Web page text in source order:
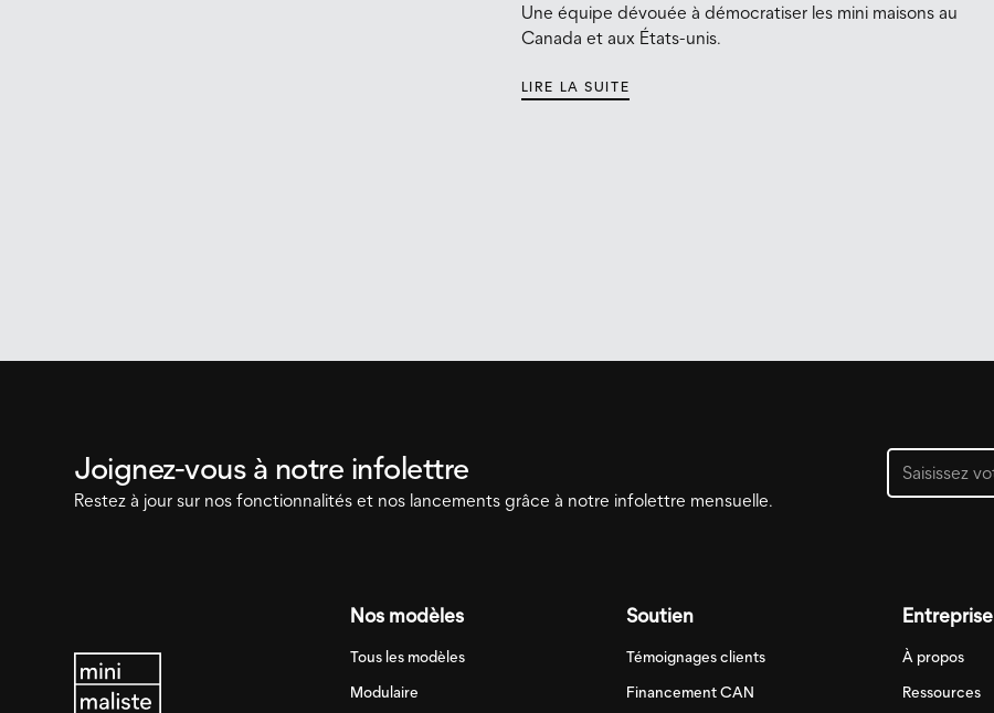
Une équipe dévouée à démocratiser les mini maisons au
Canada et aux États-unis.
LIRE LA SUITE
Joignez-vous à notre infolettre
Restez à jour sur nos fonctionnalités et nos lancements grâce à notre infolettre mensuelle.
Nos modèles
Tous les modèles
Modulaire
Soutien
Témoignages clients
Financement CAN
Entreprise
À propos
Ressources